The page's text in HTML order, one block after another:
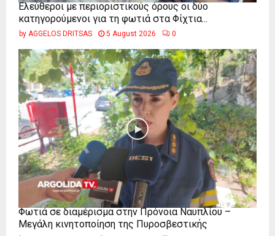
Ελεύθεροι με περιοριστικούς όρους οι δύο
κατηγορούμενοι για τη φωτιά στα Φίχτια...
by AGGELOS DRITSAS 5 August 2026 0
Φωτιά σε διαμέρισμα στην Πρόνοια Ναυπλίου –
Μεγάλη κινητοποίηση της Πυροσβεστικής